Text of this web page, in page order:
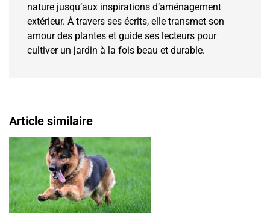
nature jusqu’aux inspirations d’aménagement
extérieur. À travers ses écrits, elle transmet son
amour des plantes et guide ses lecteurs pour
cultiver un jardin à la fois beau et durable.
Article similaire